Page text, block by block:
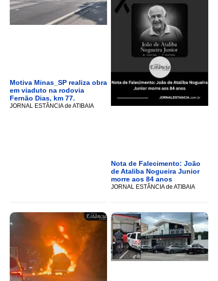
Motiva Minas_SP realiza obra
em viaduto na rodovia
Fernão Dias, km 77.
JORNAL ESTÂNCIA de ATIBAIA
Nota de Falecimento: João
de Ataliba Nogueira Junior
morre aos 84 anos
JORNAL ESTÂNCIA de ATIBAIA